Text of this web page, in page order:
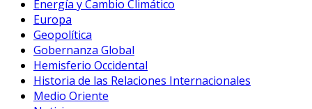
Energía y Cambio Climático
Europa
Geopolítica
Gobernanza Global
Hemisferio Occidental
Historia de las Relaciones Internacionales
Medio Oriente